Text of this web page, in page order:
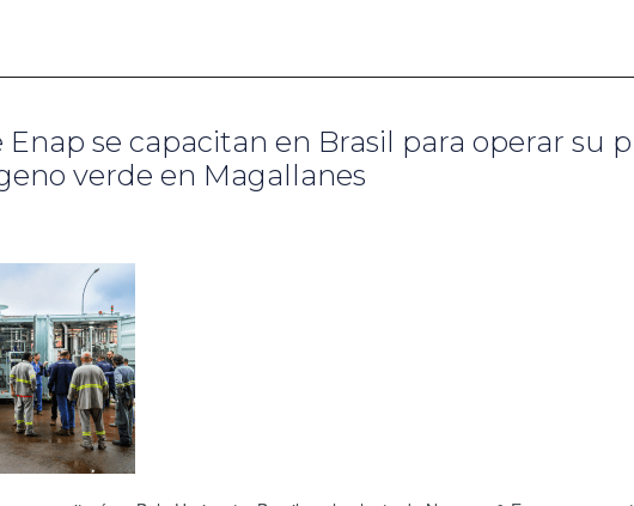
Enap se capacitan en Brasil para operar su
verde en Magallanes